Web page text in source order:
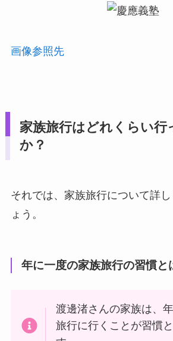
画像参照先
家族旅行はどれくらい行
か？
それでは、家族旅行について詳
ょう。
年に一度の家族旅行の習慣と
渡邊渚さんの家族は、
旅行に行くことが習慣